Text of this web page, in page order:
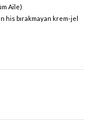
Aile)
his bırakmayan krem-jel